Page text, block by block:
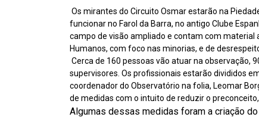
Os mirantes do Circuito Osmar estarão na
funcionar no Farol da Barra, no antigo Clube
campo de visão ampliado e contam com material
Humanos, com foco nas minorias, e de
Cerca de 160 pessoas vão atuar na observação,
supervisores. Os profissionais estarão divididos
coordenador do Observatório na folia, Leomar
de medidas com o intuito de reduzir o
Algumas dessas medidas foram a criação